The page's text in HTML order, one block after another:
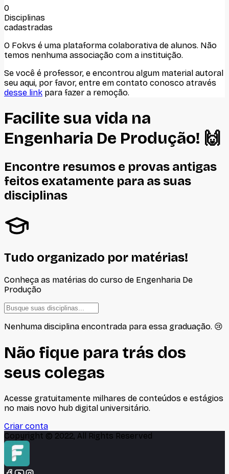
0
Disciplinas
cadastradas
O Fokvs é uma plataforma colaborativa de alunos. Não
temos nenhuma associação com a instituição.
Se você é professor, e encontrou algum material autoral
seu aqui, por favor, entre em contato conosco através
desse link para fazer a remoção.
Facilite sua vida na
Engenharia De Produção! 🙌
Encontre resumos e provas antigas
feitos exatamente para as suas
disciplinas
Tudo organizado por matérias!
Conheça as matérias do curso de Engenharia De
Produção
Nenhuma disciplina encontrada para essa graduação. 😢
Não fique para trás dos
seus colegas
Acesse gratuitamente milhares de conteúdos e estágios
no mais novo hub digital universitário.
Criar conta
Copyright © 2022, All Rights Reserved